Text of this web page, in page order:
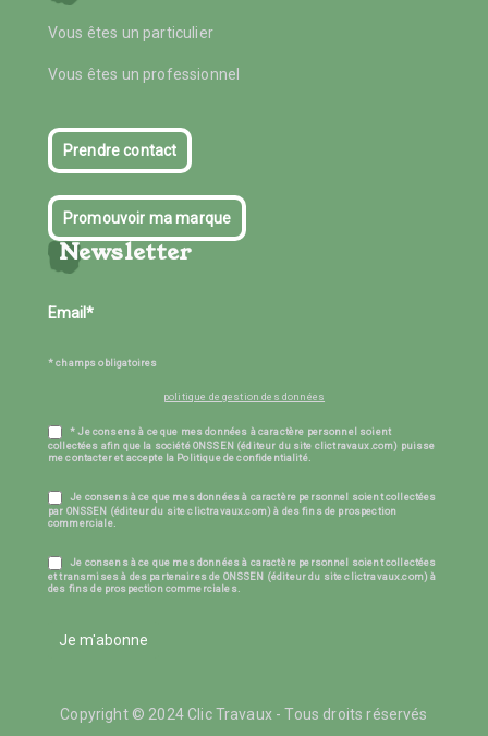
Vous êtes un particulier
Vous êtes un professionnel
Prendre contact
Promouvoir ma marque
Newsletter
* champs obligatoires
politique de gestion des données
* Je consens à ce que mes données à caractère personnel soient
collectées afin que la société ONSSEN (éditeur du site clictravaux.com) puisse
me contacter et accepte la Politique de confidentialité.
Je consens à ce que mes données à caractère personnel soient collectées
par ONSSEN (éditeur du site clictravaux.com) à des fins de prospection
commerciale.
Je consens à ce que mes données à caractère personnel soient collectées
et transmises à des partenaires de ONSSEN (éditeur du site clictravaux.com) à
des fins de prospection commerciales.
Je m'abonne
Copyright © 2024 Clic Travaux - Tous droits réservés